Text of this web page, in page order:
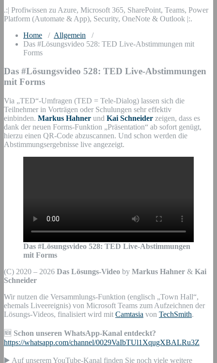
.:| Profiwissen zu Azure, Microsoft 365, SharePoint, Teams, Power
Platform (Automate & App), Security, OneNote & Outlook |:.
Home / Allgemein /
Das #Lösungsvideo 528: TED Live-Abstimmungen mit
Forms
Das #Lösungsvideo 528: TED Live-Abstimmungen
mit Forms
Via „TED“-Umfragen (TED = Tele-Dialog) lassen sich die
Teilnehmer in Vorträgen oder Schulungen sehr effektiv
einbinden. Markus Hahner und Kai Schneider zeigen, dass es
dank der neuen Forms-Funktion „Präsentation“ ab sofort genügt,
hierzu einen QR-Code abzuscannen. Und schon werden die
Abstimmungsergebnisse live angezeigt.
Das #Lösungsvideo 528: TED Live-Abstimmungen
mit Forms
(C) 2020 – 2026 Das Lösungs-Video by Markus Hahner & Kai
Schneider
Wir nutzen die Versammlungs-Funktion (englisch „Town Hall“,
ehemals Liveereignis) von Microsoft Teams zum Aufzeichnen der
Lösungs-Videos, finalisiert wird mit Camtasia von TechSmith.
🆕 Schon unseren WhatsApp-Kanal entdeckt?
https://whatsapp.com/channel/0029VaIbTUl1XqugXBALRu3Z
▶️ Auf unserem YouTube-Kanal finden Sie noch viele weitere